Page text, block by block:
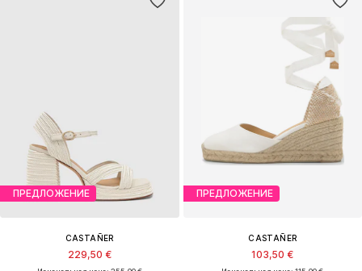
ПРЕДЛОЖЕНИЕ
CASTAÑER
229,50 €
ПРЕДЛОЖЕНИЕ
CASTAÑER
103,50 €